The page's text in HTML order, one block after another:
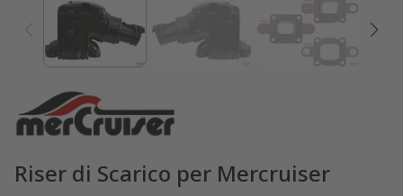
Riser di Scarico per Mercruiser